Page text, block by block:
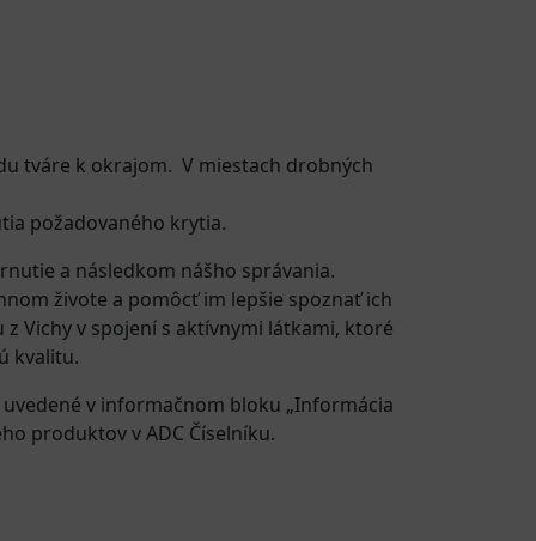
tváre k okrajom. V miestach drobných
požadovaného krytia.
a následkom nášho správania.
živote a pomôcť im lepšie spoznať ich
Vichy v spojení s aktívnymi látkami, ktoré
kvalitu.
v informačnom bloku „Informácia
produktov v ADC Číselníku.